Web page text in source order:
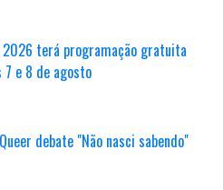
terá programação gratuita
7 e 8 de agosto
debate "Não nasci sabendo"